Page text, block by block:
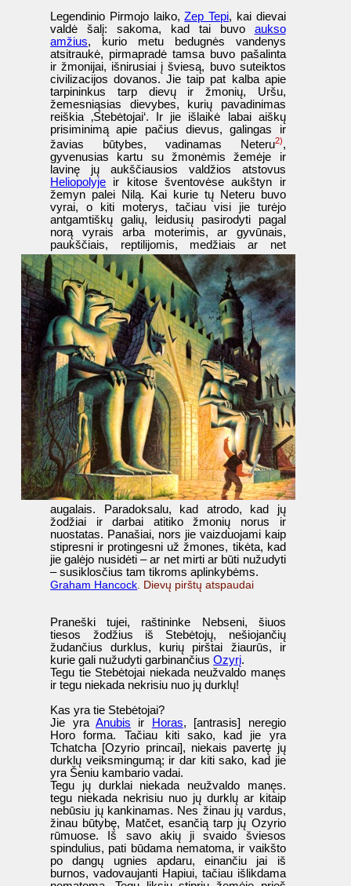
Legendinio Pirmojo laiko,Zep Tepi, kai dievai
valdė šalį: sakoma, kad tai buvo aukso
amžius, kurio metu bedugnės vandenys
atsitraukė, pirmapradė tamsa buvo pašalinta
ir žmonijai, išnirusiai į šviesą, buvo suteiktos
civilizacijos dovanos. Jie taip pat kalba apie
tarpininkus tarp dievų ir žmonių, Uršu,
žemesniąsias dievybes, kurių pavadinimas
reiškia ‚Stebėtojai‘. Ir jie išlaikė labai aiškų
prisiminimą apie pačius dievus, galingas ir
žavias būtybes, vadinamas Neteru2),
gyvenusias kartu su žmonėmis žemėje ir
lavinę jų aukščiausios valdžios atstovus
Heliopolyje ir kitose šventovėse aukštyn ir
žemyn palei Nilą. Kai kurie tų Neteru buvo
vyrai, o kiti moterys, tačiau visi jie turėjo
antgamtiškų galių, leidusių pasirodyti pagal
norą vyrais arba moterimis, ar gyvūnais,
paukščiais, reptilijomis, medžiais ar net
augalais. Paradoksalu, kad atrodo, kad jų
žodžiai ir darbai atitiko žmonių norus ir
nuostatas. Panašiai, nors jie vaizduojami kaip
stipresni ir protingesni už žmones, tikėta, kad
jie galėjo nusidėti – ar net mirti ar būti nužudyti
– susiklosčius tam tikroms aplinkybėms.
Graham Hancock . Dievų pirštų atspaudai
Praneški tujei, raštininke Nebseni, šiuos
tiesos žodžius iš Stebėtojų, nešiojančių
žudančius durklus, kurių pirštai žiaurūs, ir
kurie gali nužudyti garbinančiusOzyrį.
Tegu tie Stebėtojai niekada neužvaldo manęs
ir tegu niekada nekrisiu nuo jų durklų!
Kas yra tie Stebėtojai?
Jie yra Anubis ir Horas, [antrasis] neregio
Horo forma. Tačiau kiti sako, kad jie yra
Tchatcha [Ozyrio princai], niekais pavertę jų
durklų veiksmingumą; ir dar kiti sako, kad jie
yra Šeniu kambario vadai.
Tegu jų durklai niekada neužvaldo manęs.
tegu niekada nekrisiu nuo jų durklų ar kitaip
nebūsiu jų kankinamas. Nes žinau jų vardus,
žinau būtybę, Matčet, esančią tarp jų Ozyrio
rūmuose. Iš savo akių ji svaido šviesos
spindulius, pati būdama nematoma, ir vaikšto
po dangų ugnies apdaru, einančiu jai iš
burnos, vadovaujanti Hapiui, tačiau išlikdama